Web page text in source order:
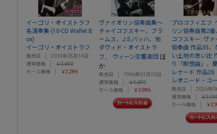
イーゴリ・オイストラフ
名演奏集 (10-CD Wallet B
ox)
イーゴリ・オイストラフ
発売日
2019年05月14日
通常価格
￥2,690
セール価格
￥2,286
ヴァイオリン協奏曲集～
チャイコフスキー、ブラ
ームス、J.S.バッハ、他
ダヴィド・オイストラ
フ
ウィーン交響楽団 ほ
か
発売日
1996年01月23日
通常価格
￥4,690
セール価格
￥3,986
プロコフィエフ:
リン協奏曲第2
コフスキー: ヴァ
協奏曲 作品35、
い土地の思い出
り「瞑想曲」、
レナード 作品26
レオニード・コ
発売日
2026年
通常価格
￥
セール価格
￥